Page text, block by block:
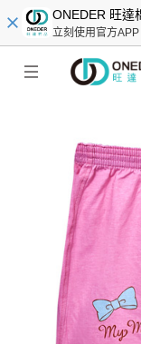
ONEDER 旺達
立刻使用官方APP